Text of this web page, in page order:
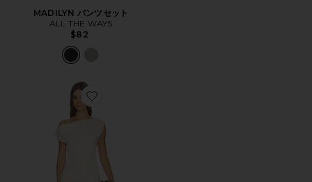
MADILYN パンツセット
ALL THE WAYS
$82
Favorite ITZYANA ドレス